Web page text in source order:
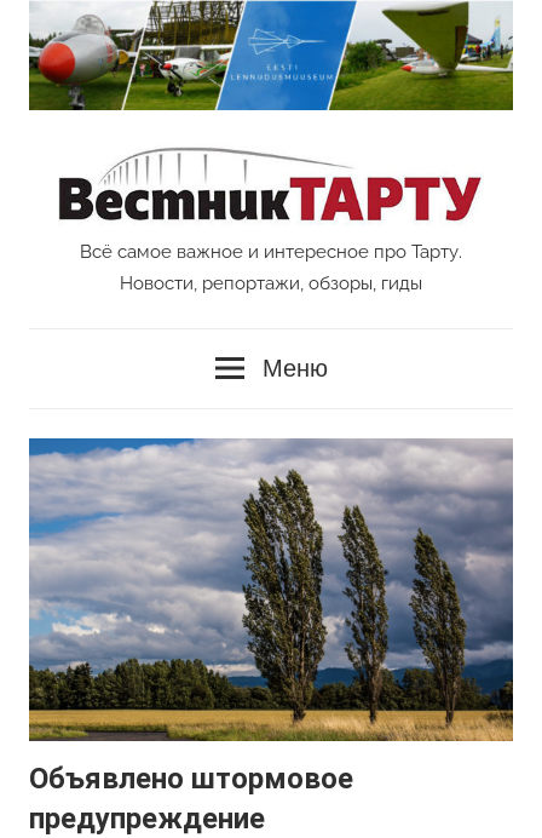
Перейти
содержимому
Vestnik
Всё самое важное и интересное про Тарту.
Новости, репортажи, обзоры, гиды
Меню
Объявлено штормовое
предупреждение